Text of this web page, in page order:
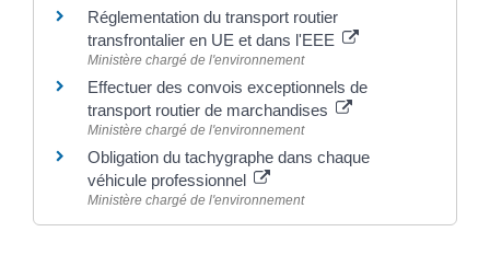
Réglementation du transport routier
transfrontalier en UE et dans l'EEE
Ministère chargé de l'environnement
Effectuer des convois exceptionnels de
transport routier de marchandises
Ministère chargé de l'environnement
Obligation du tachygraphe dans chaque
véhicule professionnel
Ministère chargé de l'environnement